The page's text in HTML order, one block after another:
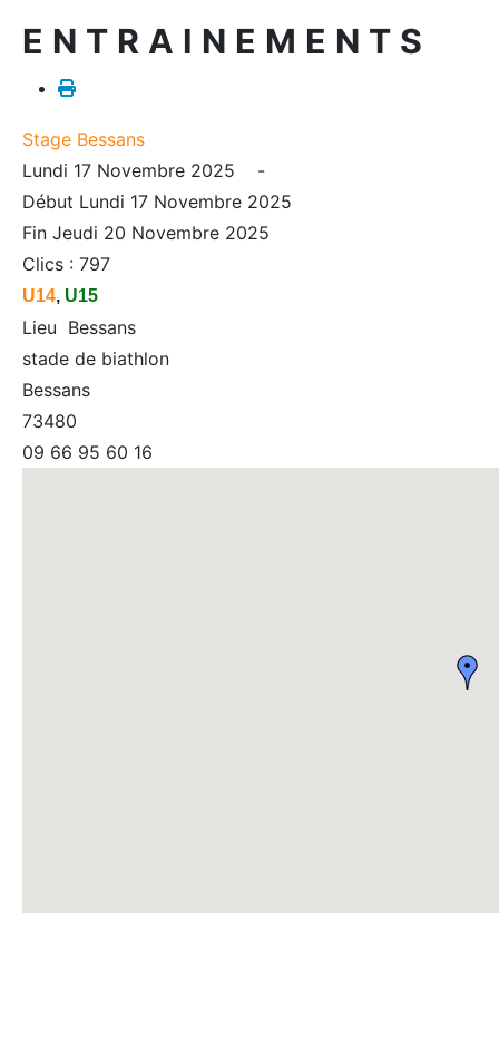
ENTRAINEMENTS
Stage Bessans
Lundi 17 Novembre 2025 -
Début Lundi 17 Novembre 2025
Fin Jeudi 20 Novembre 2025
Clics : 797
U14, U15
Lieu Bessans
stade de biathlon
Bessans
73480
09 66 95 60 16